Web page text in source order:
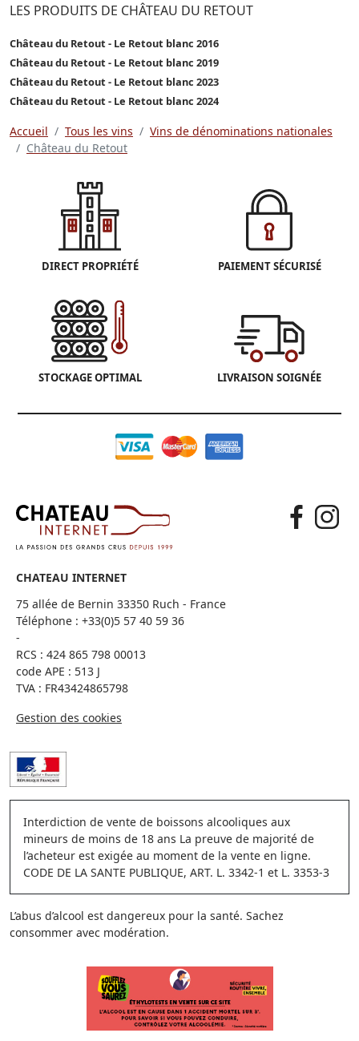
LES PRODUITS DE CHÂTEAU DU RETOUT
Château du Retout - Le Retout blanc 2016
Château du Retout - Le Retout blanc 2019
Château du Retout - Le Retout blanc 2023
Château du Retout - Le Retout blanc 2024
Accueil Tous les vins
Vins de dénominations nationales
Château du Retout
DIRECT PROPRIÉTÉ PAIEMENT SÉCURISÉ
STOCKAGE OPTIMAL LIVRAISON SOIGNÉE
CHATEAU INTERNET
75 allée de Bernin 33350 Ruch - France
Téléphone : +33(0)5 57 40 59 36
-
RCS : 424 865 798 00013
code APE : 513 J
TVA : FR43424865798
Gestion des cookies
Interdiction de vente de boissons alcooliques aux
mineurs de moins de 18 ans La preuve de majorité de
l’acheteur est exigée au moment de la vente en ligne.
CODE DE LA SANTE PUBLIQUE, ART. L. 3342-1 et L. 3353-3
L’abus d’alcool est dangereux pour la santé. Sachez
consommer avec modération.